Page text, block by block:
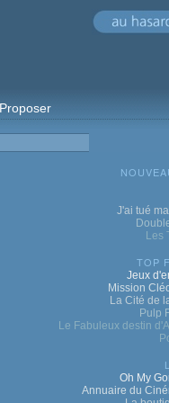
Proposer
J'ai tué
Les
TOP
Jeux
Mission
La Cité de
Pulp
Le Fabuleux destin
Oh My
Annuaire du